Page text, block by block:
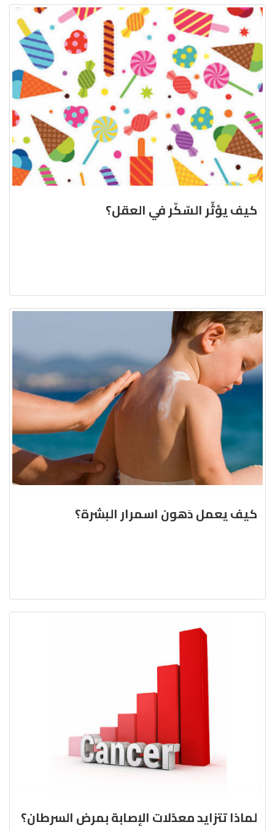
كيف يؤثّر السّكّر في العقل؟
كيف يعمل دَهون اسمرار البشرة؟
لماذا تتزايد معدّلات الإصابة بمرض السرطان؟